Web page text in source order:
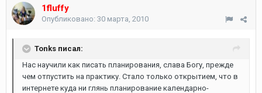
1fluffy
Опубликовано: 30 марта, 2010
Tonks писал:
Нас научили как писать планирования, слава Богу, прежде
чем отпустить на практику. Стало только открытием, что в
интернете куда ни глянь планирование календарно-